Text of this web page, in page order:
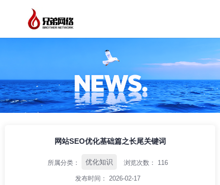
网站SEO优化基础篇之长尾关键词
所属分类： 优化知识 浏览次数： 116
发布时间： 2026-02-17